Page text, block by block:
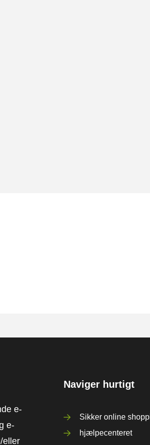
e-
e-
eller
Naviger hurtigt
Sikker online
hjælpecenteret